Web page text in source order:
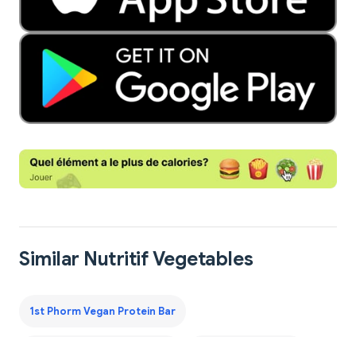
Similar Nutritif Vegetables
1st Phorm Vegan Protein Bar